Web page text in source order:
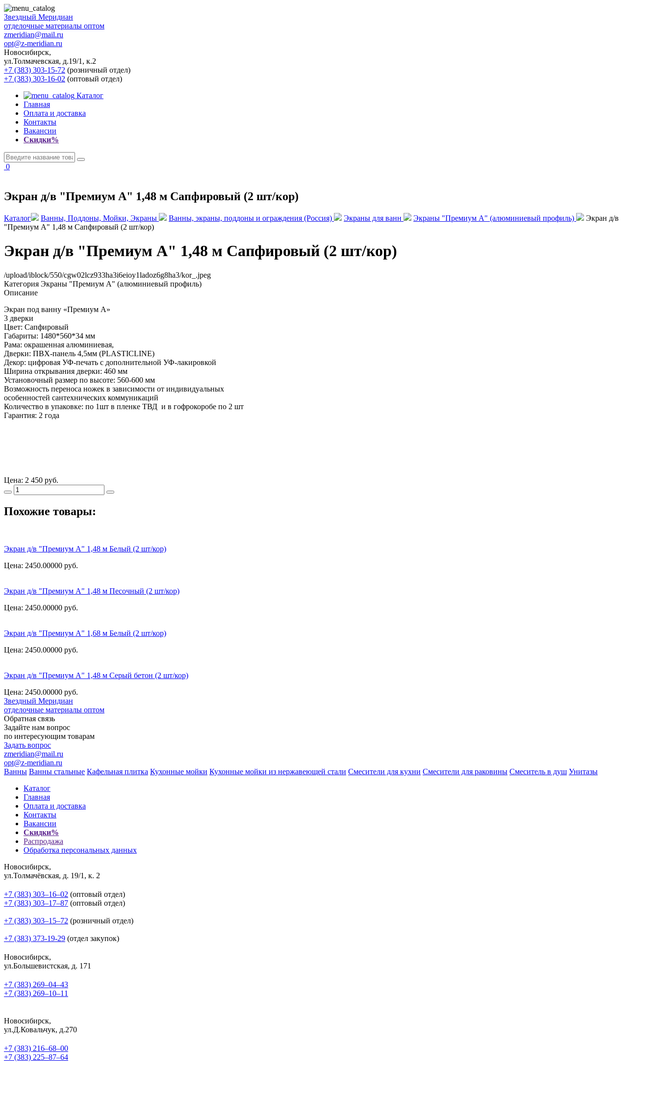
Звездный Меридиан
отделочные материалы оптом
zmeridian@mail.ru
opt@z-meridian.ru
Новосибирск,
ул.Толмачевская, д.19/1, к.2
+7 (383) 303-15-72 (розничный отдел)
+7 (383) 303-16-02 (оптовый отдел)
Каталог
Главная
Оплата и доставка
Контакты
Вакансии
Скидки%
0
Экран д/в "Премиум А" 1,48 м Сапфировый (2 шт/кор)
Каталог Ванны, Поддоны, Мойки, Экраны Ванны, экраны, поддоны и ограждения (Россия) Экраны для ванн Экраны "Премиум А" (алюминиевый профиль)
Экран д/в
"Премиум А" 1,48 м Сапфировый (2 шт/кор)
Экран д/в "Премиум А" 1,48 м Сапфировый (2 шт/кор)
/upload/iblock/550/cgw02lcz933ha3i6eioy1ladoz6g8ha3/kor_.jpeg
Категория Экраны "Премиум А" (алюминиевый профиль)
Описание
Экран под ванну «Премиум А»
3 дверки
Цвет: Сапфировый
Габариты: 1480*560*34 мм
Рама: окрашенная алюминиевая,
Дверки: ПВХ-панель 4,5мм (PLASTICLINE)
Декор: цифровая УФ-печать с дополнительной УФ-лакировкой
Ширина открывания дверки: 460 мм
Установочный размер по высоте: 560-600 мм
Возможность переноса ножек в зависимости от индивидуальных
особенностей сантехнических коммуникаций
Количество в упаковке: по 1шт в пленке ТВД и в гофрокоробе по 2 шт
Гарантия: 2 года
Цена: 2 450 руб.
Похожие товары:
Экран д/в "Премиум А" 1,48 м Белый (2 шт/кор)
Цена: 2450.00000 руб.
Экран д/в "Премиум А" 1,48 м Песочный (2 шт/кор)
Цена: 2450.00000 руб.
Экран д/в "Премиум А" 1,68 м Белый (2 шт/кор)
Цена: 2450.00000 руб.
Экран д/в "Премиум А" 1,48 м Серый бетон (2 шт/кор)
Цена: 2450.00000 руб.
Звездный Меридиан
отделочные материалы оптом
Обратная связь
Задайте нам вопрос
по интересующим товарам
Задать вопрос
zmeridian@mail.ru
opt@z-meridian.ru
Ванны Ванны стальные Кафельная плитка Кухонные мойки Кухонные мойки из нержавеющей стали Смесители для кухни Смесители для раковины Смеситель в душ Унитазы
Каталог
Главная
Оплата и доставка
Контакты
Вакансии
Скидки%
Распродажа
Обработка персональных данных
Новосибирск,
ул.Толмачёвская, д. 19/1, к. 2
+7 (383) 303‒16‒02 (оптовый отдел)
+7 (383) 303‒17‒87 (оптовый отдел)
+7 (383) 303‒15‒72 (розничный отдел)
+7 (383) 373-19-29 (отдел закупок)
Новосибирск,
ул.Большевистская, д. 171
+7 (383) 269‒04‒43
+7 (383) 269‒10‒11
Новосибирск,
ул.Д.Ковальчук, д.270
+7 (383) 216‒68‒00
+7 (383) 225‒87‒64